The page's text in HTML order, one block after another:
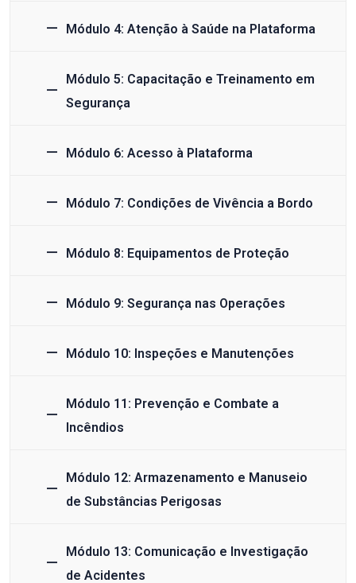
Módulo 4: Atenção à Saúde na Plataforma
Módulo 5: Capacitação e Treinamento em
Segurança
Módulo 6: Acesso à Plataforma
Módulo 7: Condições de Vivência a Bordo
Módulo 8: Equipamentos de Proteção
Módulo 9: Segurança nas Operações
Módulo 10: Inspeções e Manutenções
Módulo 11: Prevenção e Combate a
Incêndios
Módulo 12: Armazenamento e Manuseio
de Substâncias Perigosas
Módulo 13: Comunicação e Investigação
de Acidentes